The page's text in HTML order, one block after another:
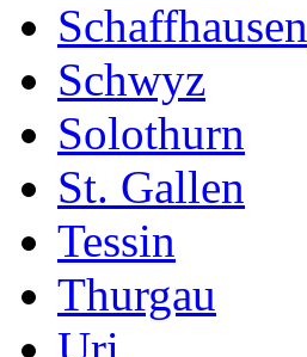
Schaffhausen
Schwyz
Solothurn
St. Gallen
Tessin
Thurgau